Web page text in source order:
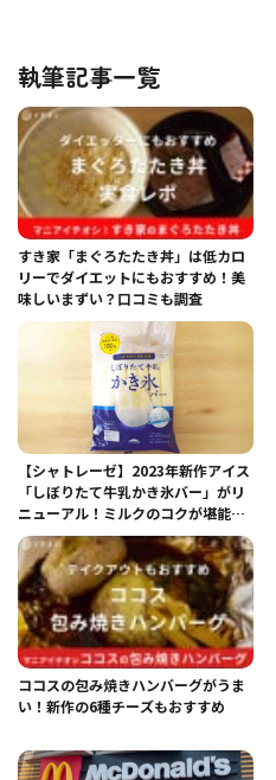
執筆記事一覧
すき家「まぐろたたき丼」は低カロ
リーでダイエットにもおすすめ！美
味しいまずい？口コミも調査
【シャトレーゼ】2023年新作アイス
「しぼりたて牛乳かき氷バー」がリ
ニューアル！ミルクのコクが堪能で
きる？実食レポ
ココスの包み焼きハンバーグがうま
い！新作の6種チーズもおすすめ